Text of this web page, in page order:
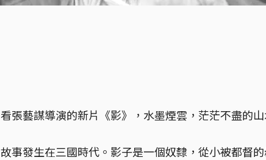
看張藝謀導演的新片《影》，水墨煙雲，茫茫不盡的
故事發生在三國時代。影子是一個奴隸，從小被都督